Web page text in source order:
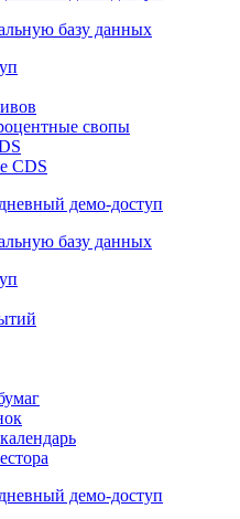
базу данных
свопы
CDS
демо-доступ
базу данных
демо-доступ